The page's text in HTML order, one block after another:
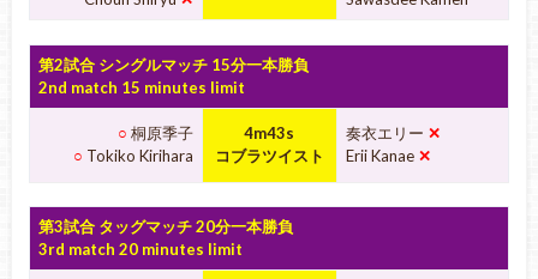
第2試合 シングルマッチ 15分一本勝負
2nd match 15 minutes limit
○ 桐原季子
○ Tokiko Kirihara
4m43s
コブラツイスト
奏衣エリー ✕
Erii Kanae ✕
第3試合 タッグマッチ 20分一本勝負
3rd match 20 minutes limit